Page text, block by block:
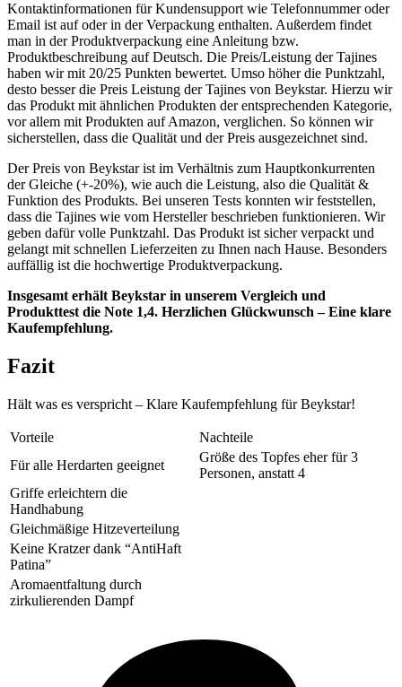
Kontaktinformationen für Kundensupport wie Telefonnummer oder
Email ist auf oder in der Verpackung enthalten. Außerdem findet
man in der Produktverpackung eine Anleitung bzw.
Produktbeschreibung auf Deutsch. Die Preis/Leistung der Tajines
haben wir mit 20/25 Punkten bewertet. Umso höher die Punktzahl,
desto besser die Preis Leistung der Tajines von Beykstar. Hierzu wir
das Produkt mit ähnlichen Produkten der entsprechenden Kategorie,
vor allem mit Produkten auf Amazon, verglichen. So können wir
sicherstellen, dass die Qualität und der Preis ausgezeichnet sind.
Der Preis von Beykstar ist im Verhältnis zum Hauptkonkurrenten
der Gleiche (+-20%), wie auch die Leistung, also die Qualität &
Funktion des Produkts. Bei unseren Tests konnten wir feststellen,
dass die Tajines wie vom Hersteller beschrieben funktionieren. Wir
geben dafür volle Punktzahl. Das Produkt ist sicher verpackt und
gelangt mit schnellen Lieferzeiten zu Ihnen nach Hause. Besonders
auffällig ist die hochwertige Produktverpackung.
Insgesamt erhält Beykstar in unserem Vergleich und
Produkttest die Note 1,4. Herzlichen Glückwunsch – Eine klare
Kaufempfehlung.
Fazit
Hält was es verspricht – Klare Kaufempfehlung für Beykstar!
Vorteile
Nachteile
Für alle Herdarten geeignet
Größe des Topfes eher für 3
Personen, anstatt 4
Griffe erleichtern die
Handhabung
Gleichmäßige Hitzeverteilung
Keine Kratzer dank “AntiHaft
Patina”
Aromaentfaltung durch
zirkulierenden Dampf